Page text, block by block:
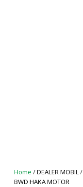
Home /DEALER MOBIL/
BWD HAKA MOTOR